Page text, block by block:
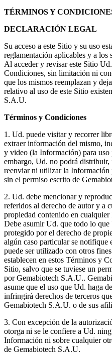
TÉRMINOS Y
DECLARACIÓN LEGAL
Su acceso a este Sitio y su uso
reglamentación aplicables y a los
Al acceder y revisar este Sitio
Condiciones, sin limitación ni
que los mismos reemplazan y
relativo al uso de este Sitio
S.A.U.
Términos y Condiciones
1. Ud. puede visitar y recorrer
extraer información del mismo,
y video (la Información) para uso
embargo, Ud. no podrá
reenviar ni utilizar la Información
sin el permiso escrito de
2. Ud. debe mencionar y
referidos al derecho de autor y a
propiedad contenido en
Debe asumir Ud. que todo lo que
protegido por el derecho de
algún caso particular se notifique
puede ser utilizado con otros
establecen en estos Términos y
Sitio, salvo que se tuviese un
por Gemabiotech S.A.U..
asume que el uso que Ud. haga
infringirá derechos de terceros
Gemabiotech S.A.U. o de sus
3. Con excepción de la
otorga ni se le confiere a Ud.
Información ni sobre cualquier
de Gemabiotech S.A.U.